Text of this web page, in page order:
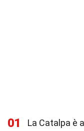
01
La Catalpa è